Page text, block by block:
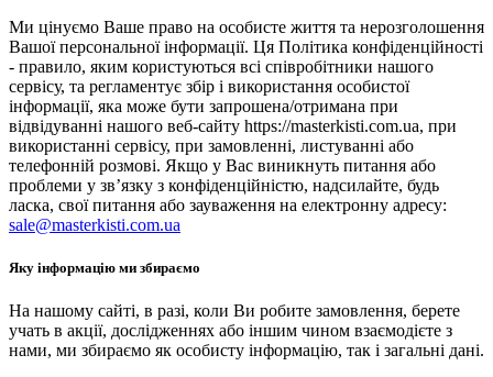
Ми цінуємо Ваше право на особисте життя та нерозголошення
Вашої персональної інформації. Ця Політика конфіденційності
- правило, яким користуються всі співробітники нашого
сервісу, та регламентує збір і використання особистої
інформації, яка може бути запрошена/отримана при
відвідуванні нашого веб-сайту https://masterkisti.com.ua, при
використанні сервісу, при замовленні, листуванні або
телефонній розмові. Якщо у Вас виникнуть питання або
проблеми у зв’язку з конфіденційністю, надсилайте, будь
ласка, свої питання або зауваження на електронну адресу:
sale@masterkisti.com.ua
Яку інформацію ми збираємо
На нашому сайті, в разі, коли Ви робите замовлення, берете
учать в акції, дослідженнях або іншим чином взаємодієте з
нами, ми збираємо як особисту інформацію, так і загальні дані.